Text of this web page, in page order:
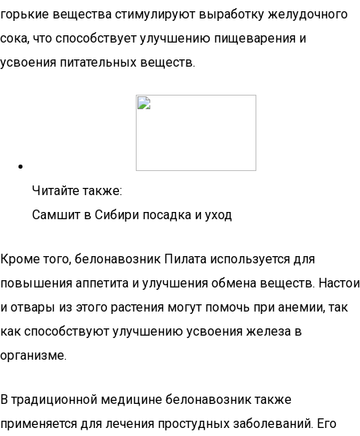
горькие вещества стимулируют выработку желудочного
сока, что способствует улучшению пищеварения и
усвоения питательных веществ.
Читайте также:
Самшит в Сибири посадка и уход
Кроме того, белонавозник Пилата используется для
повышения аппетита и улучшения обмена веществ. Настои
и отвары из этого растения могут помочь при анемии, так
как способствуют улучшению усвоения железа в
организме.
В традиционной медицине белонавозник также
применяется для лечения простудных заболеваний. Его